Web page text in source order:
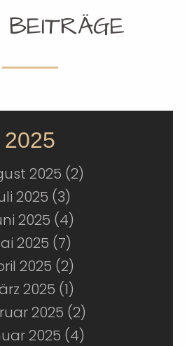
2025
2025 (2)
2025 (3)
2025 (4)
2025 (7)
2025 (2)
2025 (1)
2025 (2)
2025 (4)